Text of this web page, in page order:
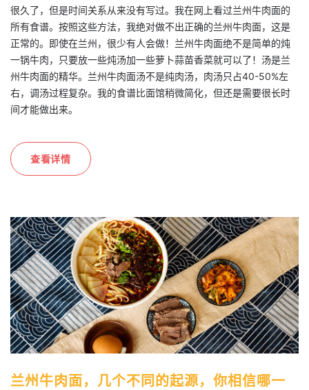
很久了，但是时间关系从来没有写过。我在网上看过兰州牛肉面的
所有食谱。按照这些方法，我绝对做不出正确的兰州牛肉面，这是
正常的。即使在兰州，很少有人会做！兰州牛肉面绝不是简单的炖
一锅牛肉，只要放一些炖汤加一些萝卜蒜苗香菜就可以了！汤是兰
州牛肉面的精华。兰州牛肉面汤不是纯肉汤，肉汤只占40-50%左
右，调汤过程复杂。我的食谱比面馆稍微简化，但还是需要很长时
间才能做出来。
查看详情
兰州牛肉面，几个不同的起源，你相信哪一